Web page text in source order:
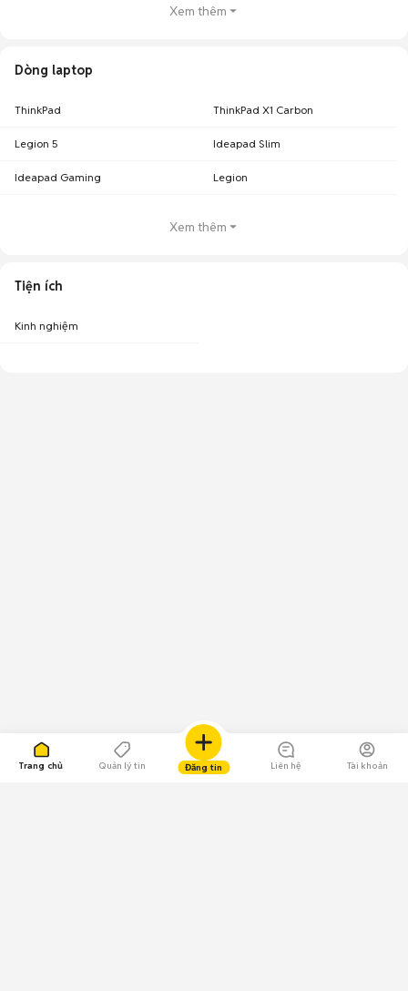
Trang chủ Quản lý tin Đăng tin Liên hệ Tài khoản
Xem thêm
Dòng laptop
ThinkPad ThinkPad X1 Carbon
Legion 5 Ideapad Slim
Ideapad Gaming Legion
Xem thêm
Tiện ích
Kinh nghiệm